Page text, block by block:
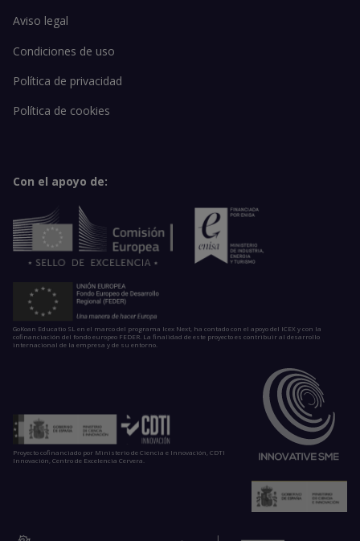
Aviso legal
Condiciones de uso
Política de privacidad
Política de cookies
Con el apoyo de:
GoKoan Educatio SL en el marco del programa Icex Next, ha contado con el apoyo del ICEX y con la
cofinanciación del fondo europeo FEDER. La finalidad de este proyecto es contribuir al desarrollo
internacional de la empresa y de su entorno.
Proyecto cofinanciado por Ministerio de Ciencia e Innovación, CDTI
Innovación, Centro de Excelencia Cervera.